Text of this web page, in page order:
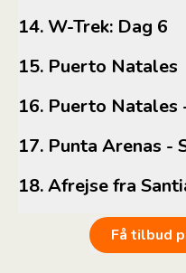
14. W-Trek: Dag 6
15. Puerto Natales
16. Puerto
17. Punta Arenas
18. Afrejse fra
Få tilbud